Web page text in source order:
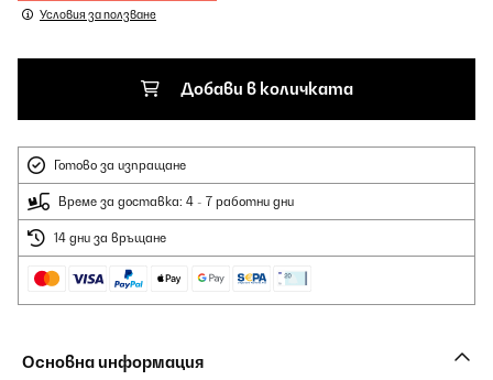
Условия за ползване
Добави в количката
Готово за изпращане
Време за доставка: 4 - 7 работни дни
14 дни за връщане
Основна информация